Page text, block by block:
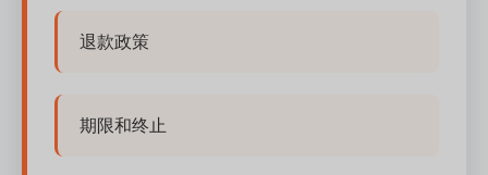
退款政策
期限和终止